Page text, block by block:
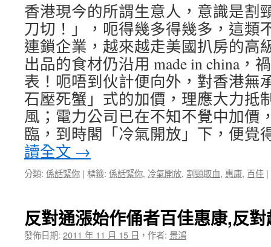
香港現今的所謂生意人，意識是
刀切！」，呃得幾多得幾多，這類
連鎖企業，越來越走美國扒房的高
出品的食材仍沿用 made in china，
表！呃唔到伙計便向外，對香港無
石壓死蟹」式的加價，理應大力抵
風；電力公司已在不知不覺中加價
臨，到時閣「冷氣開放」下，便覺
讀全文 →
分類: 係話緊你 | 標籤: 係話緊你, 冷氣開放, 割頸取血, 惠康, 百佳 |
反對通漲始作俑者百佳惠康,反
發佈日期: 2011 年 11 月 15 日 ， 作者: 景鴻